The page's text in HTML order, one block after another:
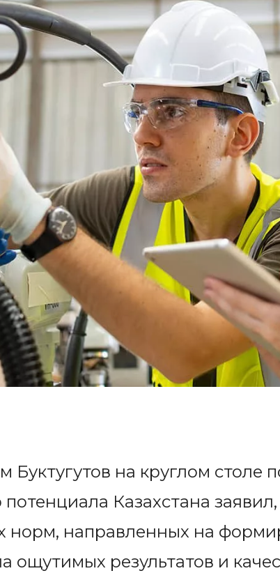
на круглом столе
Казахстана
норм, направленных на
ощутимых результатов и